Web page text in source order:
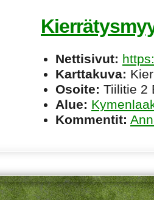
Nettisivut:
Karttakuva:
Osoite: Tiilitie 2
Alue:
Kommentit: